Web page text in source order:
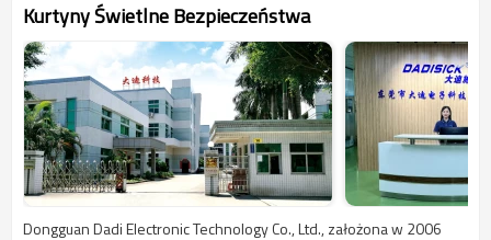
Kurtyny Świetlne Bezpieczeństwa
Dongguan Dadi Electronic Technology Co., Ltd., założona w 2006